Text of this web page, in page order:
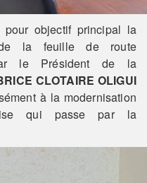
objectif principal la
de la feuille de route
le Président de la
CLOTAIRE OLIGUI
à la modernisation
qui passe par la